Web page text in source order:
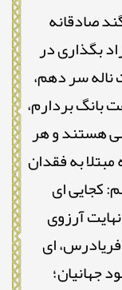
صادقانه
بگذاری در
سر دهم،
بانگ بردارم،
هستند و هر
به فقدان
کجایی‌ ای
آرزوی
ای
جهانیان؛